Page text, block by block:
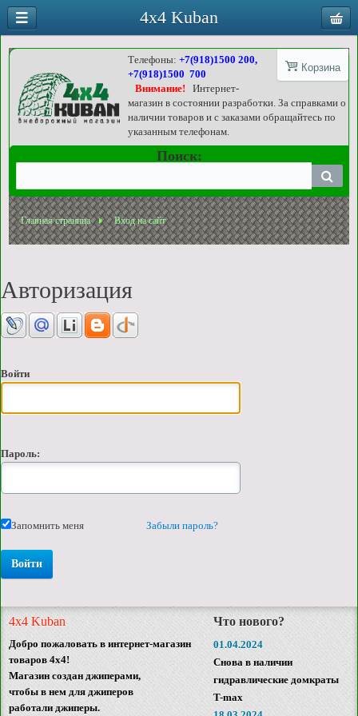
Корзина
Телефоны:+7(918)1500 200,
+7(918)1500 700
Внимание!
Интернет-
магазин в состоянии разработки. За справками о
наличии товаров и с заказами обращайтесь по
указанным телефонам.
Поиск:
Главная страница Вход на сайт
Авторизация
Войти
Пароль:
Запомнить меня Забыли пароль?
4x4 Kuban
Добро пожаловать в интернет-магазин
товаров 4x4!
Магазин создан джиперами,
чтобы в нем для джиперов
работали джиперы.
Что нового?
01.04.2024
Снова в наличии
гидравлические домкраты
T-max
4x4 Kuban